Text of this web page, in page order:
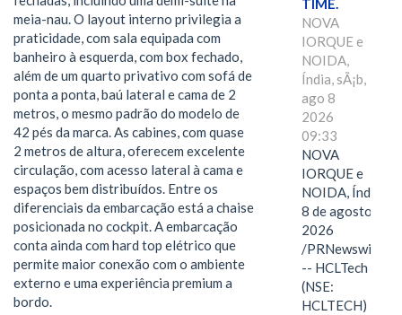
meia-nau. O layout interno privilegia a
praticidade, com sala equipada com
banheiro à esquerda, com box fechado,
além de um quarto privativo com sofá de
ponta a ponta, baú lateral e cama de 2
metros, o mesmo padrão do modelo de
42 pés da marca. As cabines, com quase
2 metros de altura, oferecem excelente
circulação, com acesso lateral à cama e
espaços bem distribuídos. Entre os
diferenciais da embarcação está a chaise
posicionada no cockpit. A embarcação
conta ainda com hard top elétrico que
permite maior conexão com o ambiente
externo e uma experiência premium a
bordo.
TIME.
NOVA
IORQUE e
NOIDA,
Índia, sÃ¡b,
ago 8
2026
09:33
NOVA
IORQUE e
NOIDA, Índia,
8 de agosto de
2026
/PRNewswire/
-- HCLTech
(NSE:
HCLTECH)